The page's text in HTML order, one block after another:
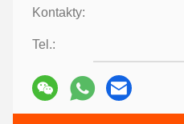
Kontakty:
Tel.: